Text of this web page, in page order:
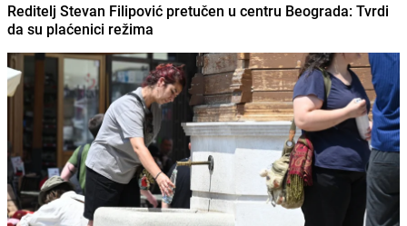
Reditelj Stevan Filipović pretučen u centru Beograda: Tvrdi
da su plaćenici režima